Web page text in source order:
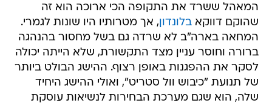
המאהל ששרד את התקופה הכי ארוכה הוא זה
שהוקם דווקאבלונדון, אך מטרותיו היו שונות לגמרי.
המחאה בארה"ב לא שרדה גם בשל מחסור בהנהגה
ברורה וחוסר עניין מצד התקשורת, שלא הייתה יכולה
לסקר את ההפגנות באופן רצוף. ההישג הבולט ביותר
של תנועת "כיבוש וול סטריט", ואולי ההישג היחיד
שלה, הוא שגם מערכת הבחירות לנשיאות עוסקת